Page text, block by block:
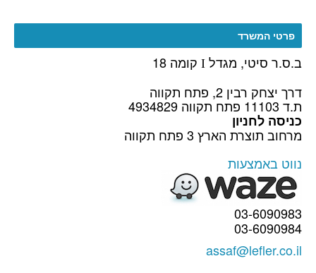
פרטי המשרד
ב.ס.ר סיטי, מגדל I קומה 18
דרך יצחק רבין 2, פתח תקווה
ת.ד 11103 פתח תקווה 4934829
כניסה לחניון
מרחוב תוצרת הארץ 3 פתח תקווה
נווט באמצעות
03-6090983
03-6090984
assaf@lefler.co.il